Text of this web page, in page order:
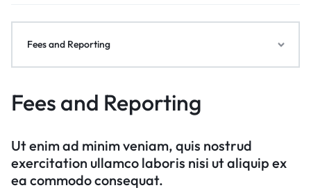
Fees and Reporting
Ut enim ad minim veniam, quis nostrud
exercitation ullamco laboris nisi ut aliquip ex
ea commodo consequat.
Fees and Reporting